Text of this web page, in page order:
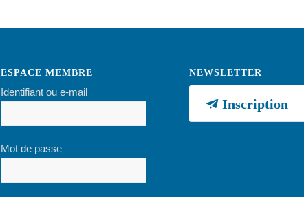
ESPACE MEMBRE
Identifiant ou e-mail
Mot de passe
NEWSLETTER
Inscription